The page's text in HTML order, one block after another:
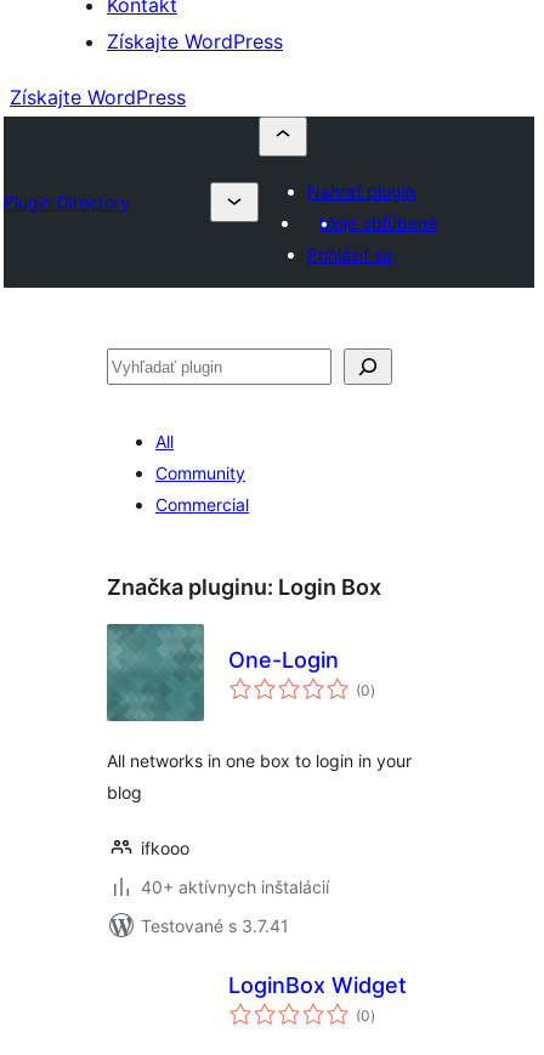
Kontakt
Získajte WordPress
Získajte WordPress
Plugin Directory
Nahrať plugin
Moje obľúbené
Prihlásiť sa
Hľadať
All
Community
Commercial
Značka pluginu: Login Box
One-Login
(0celkové
hodnotenie
)
All networks in one box to login in your
blog
ifkooo
40+ aktívnych inštalácií
Testované s 3.7.41
LoginBox Widget
(0celkové
hodnotenie
)